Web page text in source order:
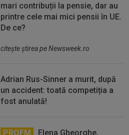
mari contribuții la pensie, dar au
printre cele mai mici pensii în UE.
De ce?
citeşte ştirea pe Newsweek.ro
Adrian Rus-Sinner a murit, după
un accident: toată competiția a
fost anulată!
PROFM
Elena Gheorghe,